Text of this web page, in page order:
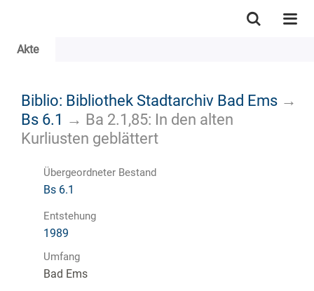
Akte
Biblio: Bibliothek Stadtarchiv Bad Ems →
Bs 6.1 → Ba 2.1,85: In den alten
Kurliusten geblättert
Übergeordneter Bestand
Bs 6.1
Entstehung
1989
Umfang
Bad Ems